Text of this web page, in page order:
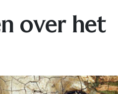
over het